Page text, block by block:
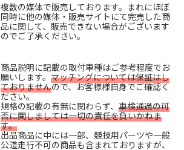
複数の媒体で販売しております。まれにほぼ
同時に他の媒体・販売サイトにて完売した商
品に関して、販売できない場合がございます
のでご了承ください。
商品説明に記載の取付車種はご参考程度でお
願いします。 マッチングについては保証はし
ておりませんので、お客様様自身でご確認く
ださい。
規格の記載の有無に関わらず、 車検通過の可
否に関しましては一切の責任を負いかねま
す。
出品商品に中には一部、競技用パーツや一般
公道走行不可の商品も含まれておりますが、